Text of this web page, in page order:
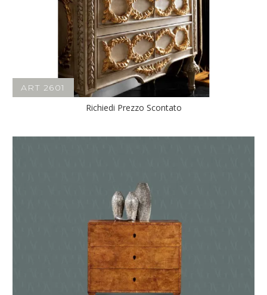
ART 2601
Richiedi Prezzo Scontato